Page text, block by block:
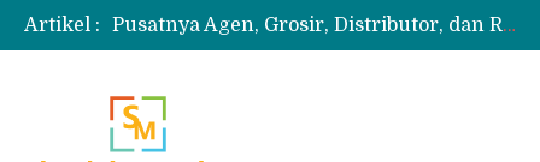
Artikel :
Pusatnya Agen, Grosir, Distributor, dan Reseller Puyur Koin
Produksi Slondok
Jual Puyur Koin Mentah 1 Ball 5 kg